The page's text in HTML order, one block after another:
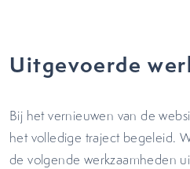
Uitgevoerde
Bij het vernieuwen van de
het volledige traject begeleid.
de volgende werkzaamheden